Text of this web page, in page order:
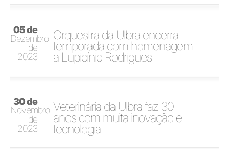
05 de
Dezembro
de
2023
Orquestra da Ulbra encerra
temporada com homenagem
a Lupicínio Rodrigues
30 de
Novembro
de
2023
Veterinária da Ulbra faz 30
anos com muita inovação e
tecnologia